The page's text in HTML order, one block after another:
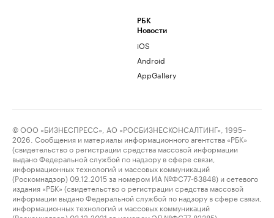
РБК
Новости
iOS
Android
AppGallery
© ООО «БИЗНЕСПРЕСС», АО «РОСБИЗНЕСКОНСАЛТИНГ», 1995–
2026. Сообщения и материалы информационного агентства «РБК»
(свидетельство о регистрации средства массовой информации
выдано Федеральной службой по надзору в сфере связи,
информационных технологий и массовых коммуникаций
(Роскомнадзор) 09.12.2015 за номером ИА №ФС77-63848) и сетевого
издания «РБК» (свидетельство о регистрации средства массовой
информации выдано Федеральной службой по надзору в сфере связи,
информационных технологий и массовых коммуникаций